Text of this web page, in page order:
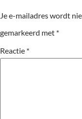
Je e-mailadres wordt
gemarkeerd met *
Reactie *